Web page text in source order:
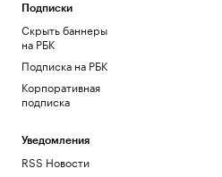
Подписки
Скрыть баннеры
на РБК
Подписка на РБК
Корпоративная
подписка
Уведомления
RSS Новости